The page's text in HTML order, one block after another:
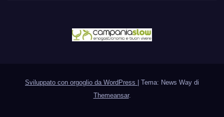
Sviluppato con orgoglio da WordPress
Tema: News Way di
Themeansar.